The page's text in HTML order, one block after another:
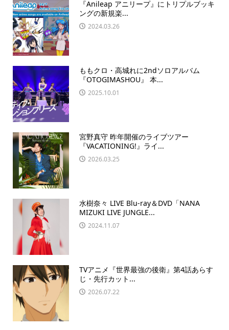
『Anileap アニリープ』にトリプルブッキ
ングの新規楽...
2024.03.26
ももクロ・高城れに2ndソロアルバム
『OTOGIMASHOU』 本...
2025.10.01
宮野真守 昨年開催のライブツアー
『VACATIONING!』ライ...
2026.03.25
水樹奈々 LIVE Blu-ray＆DVD「NANA
MIZUKI LIVE JUNGLE...
2024.11.07
TVアニメ『世界最強の後衛』第4話あらす
じ・先行カット...
2026.07.22